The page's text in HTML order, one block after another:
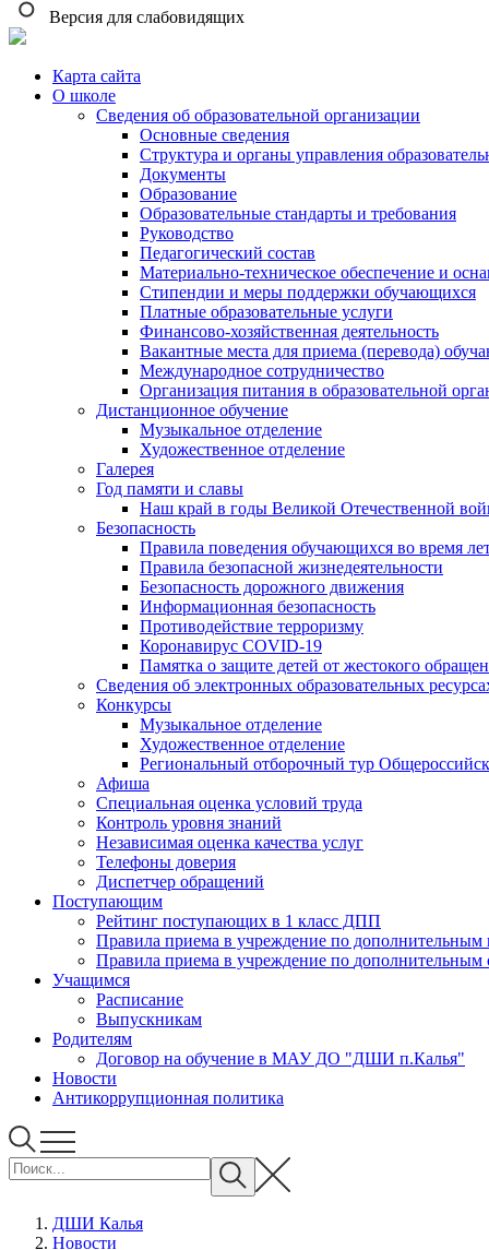
Версия для слабовидящих
Карта сайта
О школе
Сведения об образовательной организации
Основные сведения
Структура и органы управления
Документы
Образование
Образовательные стандарты и требования
Руководство
Педагогический состав
Материально-техническое обеспечение и
Стипендии и меры поддержки обучающихся
Платные образовательные услуги
Финансово-хозяйственная деятельность
Вакантные места для приема (перевода)
Международное сотрудничество
Организация питания в образовательной
Дистанционное обучение
Музыкальное отделение
Художественное отделение
Галерея
Год памяти и славы
Наш край в годы Великой Отечественной
Безопасность
Правила поведения обучающихся во время
Правила безопасной жизнедеятельности
Безопасность дорожного движения
Информационная безопасность
Противодействие терроризму
Коронавирус COVID-19
Памятка о защите детей от жестокого
Сведения об электронных образовательных
Конкурсы
Музыкальное отделение
Художественное отделение
Региональный отборочный тур
Афиша
Специальная оценка условий труда
Контроль уровня знаний
Независимая оценка качества услуг
Телефоны доверия
Диспетчер обращений
Поступающим
Рейтинг поступающих в 1 класс ДПП
Правила приема в учреждение
Правила приема в
Учащимся
Расписание
Выпускникам
Родителям
Договор на обучение в МАУ ДО "ДШИ п.Калья"
Новости
Антикоррупционная политика
ДШИ Калья
Новости